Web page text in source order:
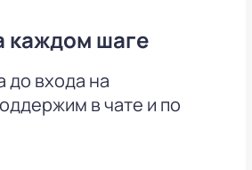
каждом шаге
до входа на
в чате и по